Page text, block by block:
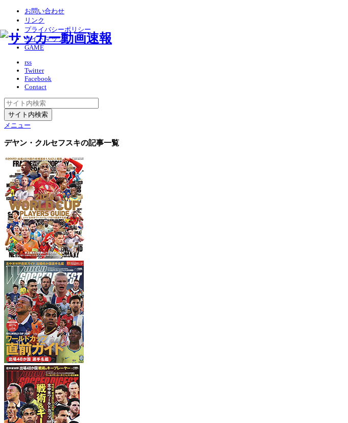
お問い合わせ
リンク
プライバシーポリシー
サイトマップ
GAME
rss
Twitter
Facebook
Contact
メニュー
デヤン・クルセフスキの記事一覧